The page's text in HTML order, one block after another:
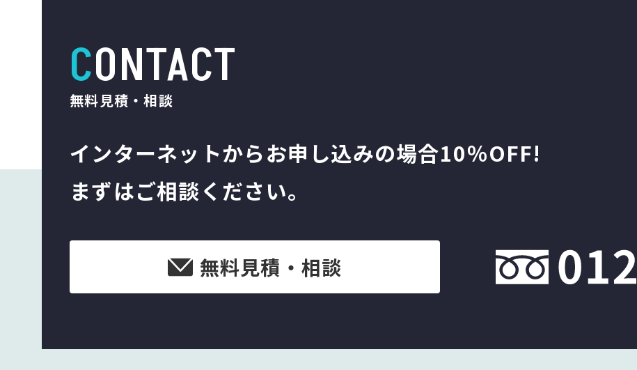
CONTACT
無料見積・相談
インターネットからお申し込みの場合10％OFF!
まずはご相談ください。
無料見積・相談